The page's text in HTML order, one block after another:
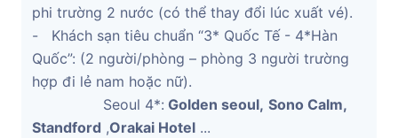
phi trường 2 nước (có thể thay đổi lúc xuất vé).
- Khách sạn tiêu chuẩn “3* Quốc Tế - 4*Hàn
Quốc”: (2 người/phòng – phòng 3 người trường
hợp đi lẻ nam hoặc nữ).
Seoul 4*: Golden seoul, Sono Calm,
Standford ,Orakai Hotel ...